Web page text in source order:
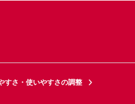
すさ・使いやすさの調整